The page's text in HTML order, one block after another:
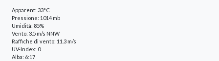
Apparent: 33°C
Pressione: 1014 mb
Umidità: 85%
Vento: 3.5 m/s NNW
Raffiche di vento: 11.3 m/s
UV-Index: 0
Alba: 6:17